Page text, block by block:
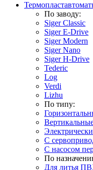
По заводу:
Siger Classic
Siger E-Drive
Siger Modern
Siger Nano
Siger H-Drive
Tederic
Log
Verdi
Lizhu
По типу:
С
С насосом
По
Для литья